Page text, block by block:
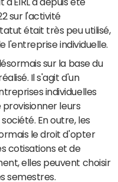
sur l'activité
était très peu utilisé,
l'entreprise individuelle.
sur la base du
Il s'agit d'un
individuelles
provisionner leurs
En outre, les
le droit d'opter
cotisations et de
elles peuvent choisir
semestres.